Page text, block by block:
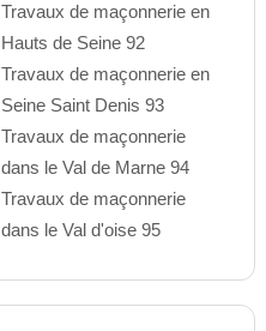
Travaux de maçonnerie en
Hauts de Seine 92
Travaux de maçonnerie en
Seine Saint Denis 93
Travaux de maçonnerie
dans le Val de Marne 94
Travaux de maçonnerie
dans le Val d'oise 95